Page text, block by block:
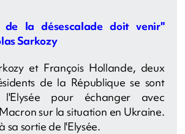
de la désescalade doit venir"
Sarkozy
et François Hollande, deux
de la République se sont
pour échanger avec
sur la situation en Ukraine.
sa sortie de l'Elysée.